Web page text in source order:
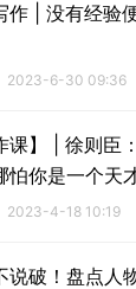
作 | 没有经验
2023-6-30 09:36
课】 | 徐则臣
怕你是一个天
2023-4-18 10:19
说破！盘点人